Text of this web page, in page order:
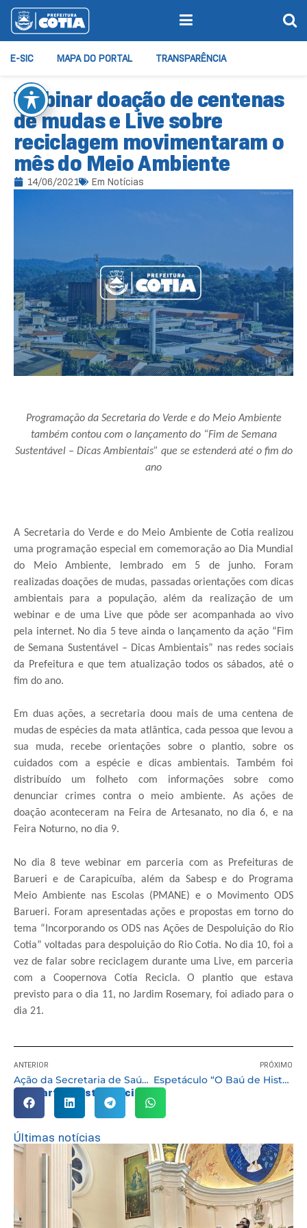
E-SIC MAPA DO PORTAL TRANSPARÊNCIA
Webinar doação de centenas
de mudas e Live sobre
reciclagem movimentaram o
mês do Meio Ambiente
14/06/2021 Em Notícias
Programação da Secretaria do Verde e do Meio Ambiente
também contou com o lançamento do “Fim de Semana
Sustentável – Dicas Ambientais” que se estenderá até o fim do
ano
A Secretaria do Verde e do Meio Ambiente de Cotia realizou
uma programação especial em comemoração ao Dia Mundial
do Meio Ambiente, lembrado em 5 de junho. Foram
realizadas doações de mudas, passadas orientações com dicas
ambientais para a população, além da realização de um
webinar e de uma Live que pôde ser acompanhada ao vivo
pela internet. No dia 5 teve ainda o lançamento da ação “Fim
de Semana Sustentável – Dicas Ambientais” nas redes sociais
da Prefeitura e que tem atualização todos os sábados, até o
fim do ano.
Em duas ações, a secretaria doou mais de uma centena de
mudas de espécies da mata atlântica, cada pessoa que levou a
sua muda, recebe orientações sobre o plantio, sobre os
cuidados com a espécie e dicas ambientais. Também foi
distribuído um folheto com informações sobre como
denunciar crimes contra o meio ambiente. As ações de
doação aconteceram na Feira de Artesanato, no dia 6, e na
Feira Noturno, no dia 9.
No dia 8 teve webinar em parceria com as Prefeituras de
Barueri e de Carapicuíba, além da Sabesp e do Programa
Meio Ambiente nas Escolas (PMANE) e o Movimento ODS
Barueri. Foram apresentadas ações e propostas em torno do
tema “Incorporando os ODS nas Ações de Despoluição do Rio
Cotia” voltadas para despoluição do Rio Cotia. No dia 10, foi a
vez de falar sobre reciclagem durante uma Live, em parceria
com a Coopernova Cotia Recicla. O plantio que estava
previsto para o dia 11, no Jardim Rosemary, foi adiado para o
dia 21.
ANTERIOR
Ação da Secretaria de Saúde distribuiu cerca de 1.000 kits de prevenção às IST”s
PRÓXIMO
Espetáculo “O Baú de Histórias da Vovó” tem duas apresentações no sábado (19/06)
Compartilhe esta notícia:
Últimas notícias